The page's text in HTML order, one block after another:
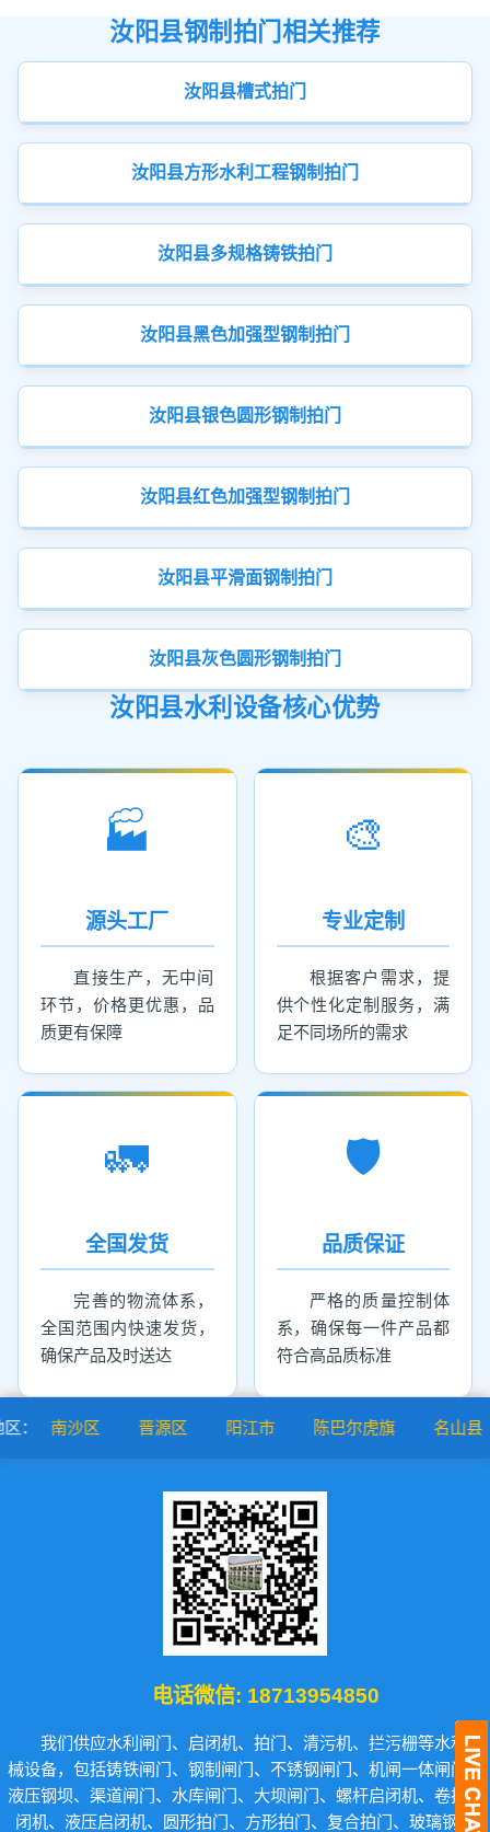
汝阳县钢制拍门相关推荐
汝阳县槽式拍门
汝阳县方形水利工程钢制拍门
汝阳县多规格铸铁拍门
汝阳县黑色加强型钢制拍门
汝阳县银色圆形钢制拍门
汝阳县红色加强型钢制拍门
汝阳县平滑面钢制拍门
汝阳县灰色圆形钢制拍门
汝阳县水利设备核心优势
🏭
源头工厂
直接生产，无中间
环节，价格更优惠，品
质更有保障
🎨
专业定制
根据客户需求，提
供个性化定制服务，满
足不同场所的需求
🚛
全国发货
完善的物流体系，
全国范围内快速发货，
确保产品及时送达
🛡️
品质保证
严格的质量控制体
系，确保每一件产品都
符合高品质标准
南沙区 晋源区 阳江市 陈巴尔虎旗 名山县
电话微信: 18713954850
我们供应水利闸门、启闭机、拍门、清污机、拦污栅等水利机
械设备，包括铸铁闸门、钢制闸门、不锈钢闸门、机闸一体闸门、
液压钢坝、渠道闸门、水库闸门、大坝闸门、螺杆启闭机、卷扬启
闭机、液压启闭机、圆形拍门、方形拍门、复合拍门、玻璃钢拍